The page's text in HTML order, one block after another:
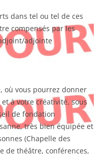
dans tel ou tel de ces
compensés par les
adjointe
où vous pourrez donner
à votre créativité, sous
de fondation
très bien équipée et
(Chapelle des
de théâtre, conférences,